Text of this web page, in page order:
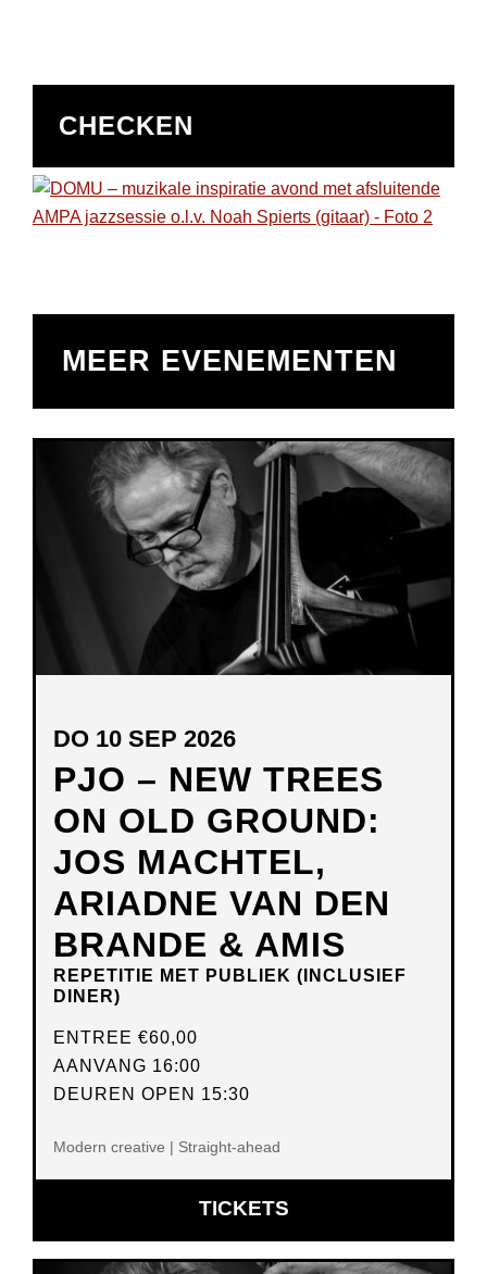
CHECKEN
MEER EVENEMENTEN
PJO – NEW TREES
ON OLD GROUND:
JOS MACHTEL,
ARIADNE VAN DEN
BRANDE & AMIS
REPETITIE MET PUBLIEK (INCLUSIEF
DINER)
DO 10 SEP 2026
ENTREE €60,00
AANVANG 16:00
DEUREN OPEN 15:30
Modern creative | Straight-ahead
TICKETSOPENT
IN